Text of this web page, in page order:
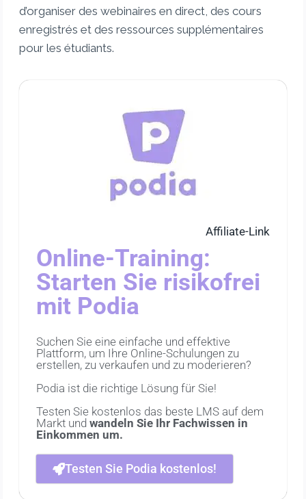
d’organiser des webinaires en direct, des cours
enregistrés et des ressources supplémentaires
pour les étudiants.
Affiliate-Link
Online-Training:
Starten Sie risikofrei
mit Podia
Suchen Sie eine einfache und effektive
Plattform, um Ihre Online-Schulungen zu
erstellen, zu verkaufen und zu moderieren?
Podia ist die richtige Lösung für Sie!
Testen Sie kostenlos das beste LMS auf dem
Markt undwandeln Sie Ihr Fachwissen in
Einkommen um.
Testen Sie Podia kostenlos!